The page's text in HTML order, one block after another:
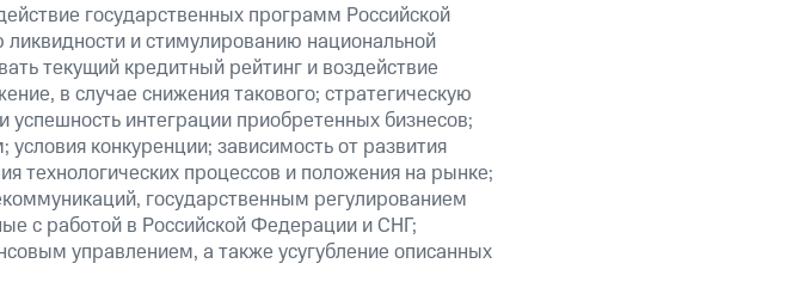
государственных программ Российской
и стимулированию национальной
текущий кредитный рейтинг и воздействие
в случае снижения такового; стратегическую
интеграции приобретенных бизнесов;
конкуренции; зависимость от развития
технологических процессов и положения на рынке;
государственным регулированием
с работой в Российской Федерации и СНГ;
управлением, а также усугубление описанных